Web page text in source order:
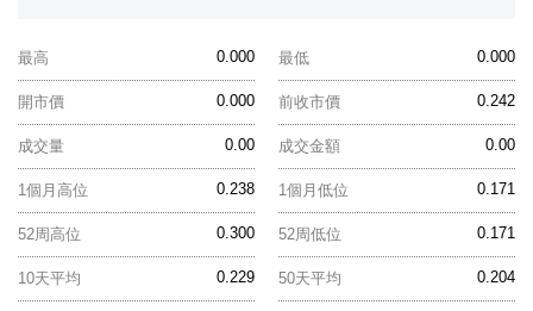
0.000
最高 0.000
最低
0.000
開市價 0.242
前收市價
0.00
成交量 0.00
成交金額
0.238
1個月高位 0.171
1個月低位
0.300
52周高位 0.171
52周低位
0.229
10天平均 0.204
50天平均